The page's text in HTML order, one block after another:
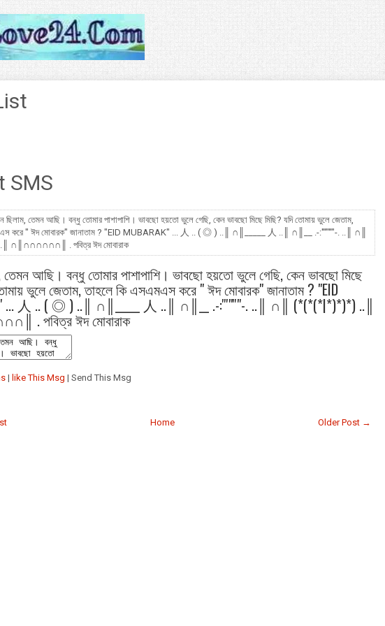
SMS
ছিলাম, তেমন আছি। বন্ধু তোমার পাশাপাশি। ভাবছো হয়তো ভুলে গেছি, কেন ভাবছো মিছে মিছি? যদি তোমায় ভুলে জেতাম,
করে " ঈদ মোবারক" জানাতাম ? "EID MUBARAK" ... 人 .. ( ◎ ) ..║ ∩║_____ 人 ..║ ∩║__ .-:'''"''"-. ..║ ∩║
∩║∩∩∩∩∩∩║ . পবিত্র ঈদ মোবারাক
তেমন আছি। বন্ধু তোমার পাশাপাশি। ভাবছো হয়তো ভুলে গেছি, কেন ভাবছো মিছে
ভুলে জেতাম, তাহলে কি এসএমএস করে " ঈদ মোবারক" জানাতাম ? "EID
... 人 .. ( ◎ ) ..║ ∩║_____ 人 ..║ ∩║__ .-:'''"''"-. ..║ ∩║ (*(*(*|*)*)*) ..║
. পবিত্র ঈদ মোবারাক
| like This Msg | Send This Msg
Older Post →
Home